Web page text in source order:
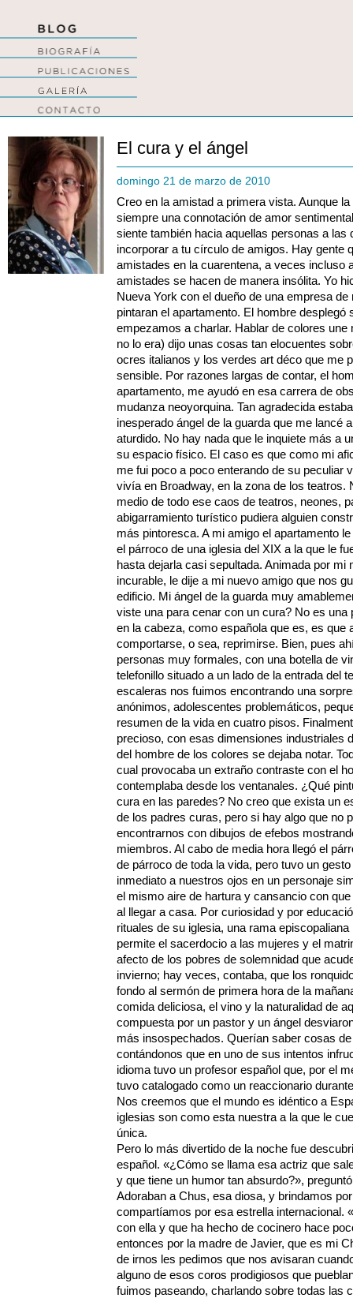
El cura y el ángel
domingo 21 de marzo de 2010
Creo en la amistad a primera vista. Aunque
siempre una connotación de amor
siente también hacia aquellas personas a las
incorporar a tu círculo de amigos. Hay gente
amistades en la cuarentena, a veces incluso
amistades se hacen de manera insólita. Yo
Nueva York con el dueño de una empresa
pintaran el apartamento. El hombre desplegó
empezamos a charlar. Hablar de colores
no lo era) dijo unas cosas tan elocuentes
ocres italianos y los verdes art déco que me
sensible. Por razones largas de contar, el
apartamento, me ayudó en esa carrera de
mudanza neoyorquina. Tan agradecida
inesperado ángel de la guarda que me lancé
aturdido. No hay nada que le inquiete más a
su espacio físico. El caso es que como mi
me fui poco a poco enterando de su peculiar
vivía en Broadway, en la zona de los teatros.
medio de todo ese caos de teatros, neones,
abigarramiento turístico pudiera alguien
más pintoresca. A mi amigo el apartamento
el párroco de una iglesia del XIX a la que le
hasta dejarla casi sepultada. Animada por mi
incurable, le dije a mi nuevo amigo que nos
edificio. Mi ángel de la guarda muy
viste una para cenar con un cura? No es una
en la cabeza, como española que es, es que
comportarse, o sea, reprimirse. Bien, pues
personas muy formales, con una botella de
telefonillo situado a un lado de la entrada del
escaleras nos fuimos encontrando una
anónimos, adolescentes problemáticos,
resumen de la vida en cuatro pisos.
precioso, con esas dimensiones industriales
del hombre de los colores se dejaba notar.
cual provocaba un extraño contraste con el
contemplaba desde los ventanales. ¿Qué
cura en las paredes? No creo que exista un
de los padres curas, pero si hay algo que no
encontrarnos con dibujos de efebos
miembros. Al cabo de media hora llegó el
de párroco de toda la vida, pero tuvo un
inmediato a nuestros ojos en un personaje
el mismo aire de hartura y cansancio con
al llegar a casa. Por curiosidad y por
rituales de su iglesia, una rama
permite el sacerdocio a las mujeres y el
afecto de los pobres de solemnidad que
invierno; hay veces, contaba, que los
fondo al sermón de primera hora de la
comida deliciosa, el vino y la naturalidad de
compuesta por un pastor y un ángel
más insospechados. Querían saber cosas
contándonos que en uno de sus intentos
idioma tuvo un profesor español que, por el
tuvo catalogado como un reaccionario
Nos creemos que el mundo es idéntico a
iglesias son como esta nuestra a la que le
única.
Pero lo más divertido de la noche fue
español. «¿Cómo se llama esa actriz que
y que tiene un humor tan absurdo?»,
Adoraban a Chus, esa diosa, y brindamos
compartíamos por esa estrella internacional.
con ella y que ha hecho de cocinero hace
entonces por la madre de Javier, que es mi
de irnos les pedimos que nos avisaran
alguno de esos coros prodigiosos que
fuimos paseando, charlando sobre todas las